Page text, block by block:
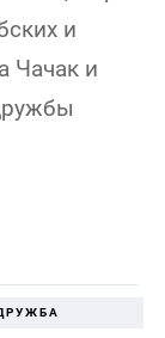
и
Чачак и